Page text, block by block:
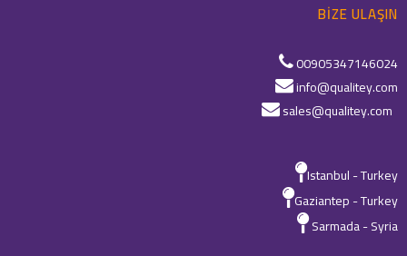
BIZE ULAŞIN
00905347146024
info@qualitey.com
sales@qualitey.com
Istanbul - Turkey
Gaziantep - Turkey
Sarmada - Syria